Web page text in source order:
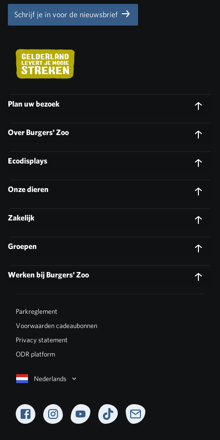
Schrijf je in voor de nieuwsbrief
Plan uw bezoek
Over Burgers' Zoo
Ecodisplays
Onze dieren
Zakelijk
Groepen
Werken bij Burgers' Zoo
Nederlands
Parkreglement
Voorwaarden cadeaubonnen
Privacy statement
ODR platform
FacebookInstagramYouTubeTikTok Newsletter